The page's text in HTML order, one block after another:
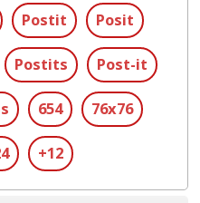
Postit Posit
Postits Post-it
654 76x76
+12